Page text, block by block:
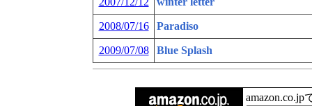
2008/07/16 Paradiso
2009/07/08 Blue Splash
amazon.co.jp